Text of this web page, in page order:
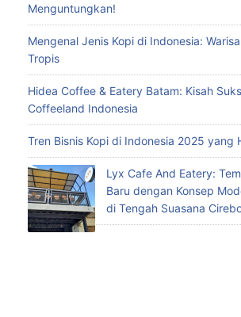
Menguntungkan!
Mengenal Jenis Kopi di Indonesia:
Tropis
Hidea Coffee & Eatery Batam: Kisah
Coffeeland Indonesia
Tren Bisnis Kopi di Indonesia 2025 yang
Lyx Cafe And Eatery:
Baru dengan Konsep
di Tengah Suasana